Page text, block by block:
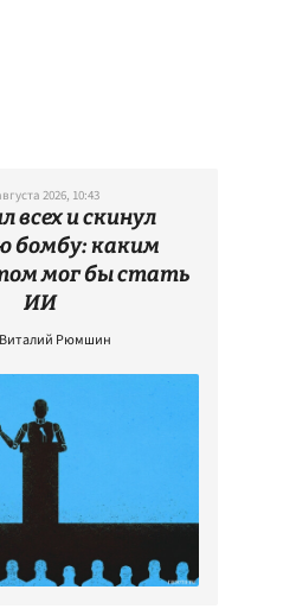
2026, 10:43
всех и скинул
бомбу: каким
мог бы стать
ИИ
Рюмшин